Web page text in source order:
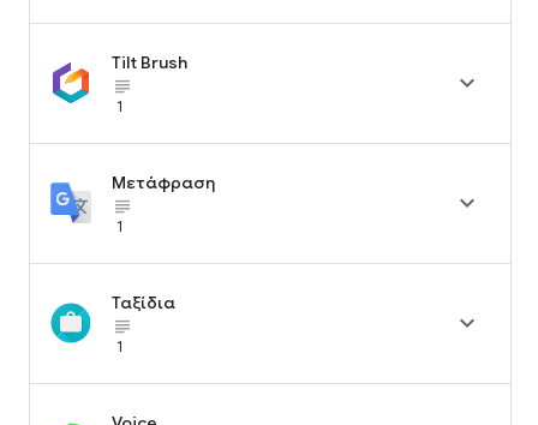
Tilt Brush
subject_black
1

Μετάφραση
subject_black
1

Ταξίδια
subject_black
1
